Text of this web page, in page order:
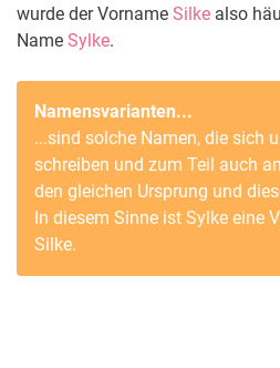
wurde der Vorname Silke also
Name Sylke.
Namensvarianten...
...sind solche Namen, die sich
schreiben und zum Teil auch
den gleichen Ursprung und
In diesem Sinne ist Sylke eine
Silke.